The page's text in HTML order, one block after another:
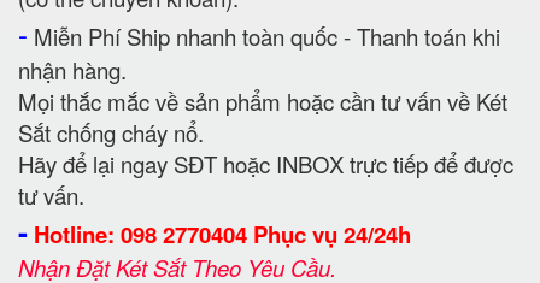
- Miễn Phí Ship nhanh toàn quốc - Thanh toán khi
nhận hàng.
Mọi thắc mắc về sản phẩm hoặc cần tư vấn về Két
Sắt chống cháy nổ.
Hãy để lại ngay SĐT hoặc INBOX trực tiếp để được
tư vấn.
- Hotline: 098 2770404 Phục vụ 24/24h
Nhận Đặt Két Sắt Theo Yêu Cầu.